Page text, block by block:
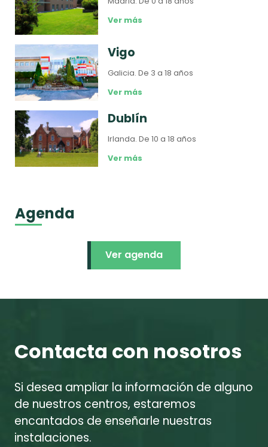
Ver más
Vigo
Galicia.De 3 a 18 años
Ver más
Dublín
Irlanda.De 10 a 18 años
Ver más
Agenda
Ver agenda
Contacta con nosotros
Si desea ampliar la información de alguno
de nuestros centros, estaremos
encantados de enseñarle nuestras
instalaciones.